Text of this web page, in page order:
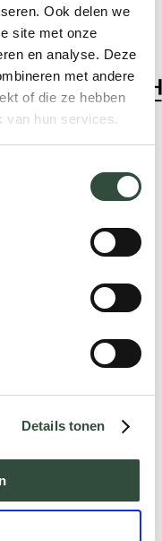
Ook delen we
site met onze
en analyse. Deze
met andere
of die ze hebben
van hun services.
Details tonen